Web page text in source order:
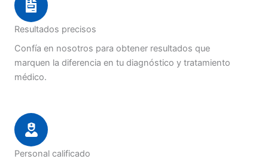
Resultados precisos
Confía en nosotros para obtener resultados que
marquen la diferencia en tu diagnóstico y tratamiento
médico.
Personal calificado